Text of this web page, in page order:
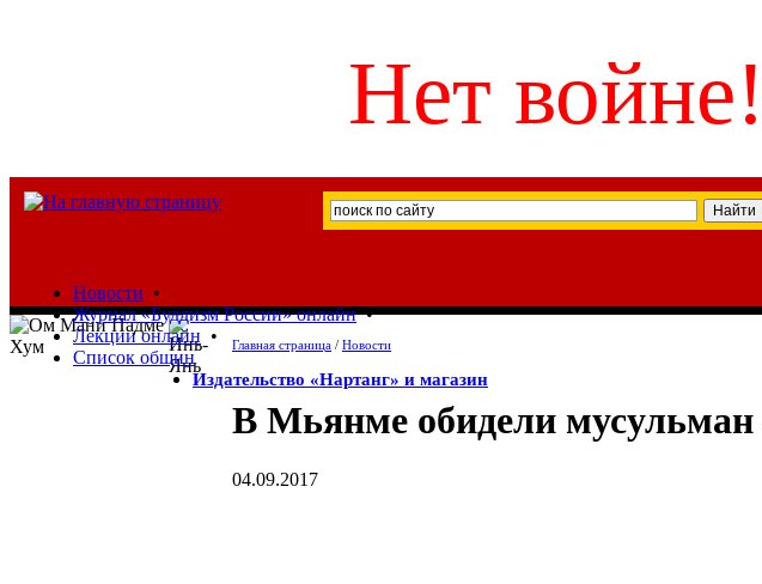
Новости •
Журнал «Буддизм России» онлайн•
Лекции онлайн •
Список общин
Издательство «Нартанг» и магазин
Нет
Главная страница / Новости
В Мьянме обидели
04.09.2017